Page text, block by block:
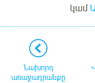
կամ
Նախորդ
առաջադրանքը